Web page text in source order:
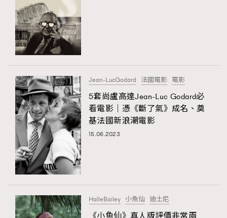
Jean-LucGodard 法國電影 電影
5套尚盧高達Jean-Luc Godard必
看電影｜憑《斷了氣》成名、奠
基法國新浪潮電影
15.06.2023
HalleBailey 小魚仙 迪士尼
《小魚仙》真人版評價非常兩